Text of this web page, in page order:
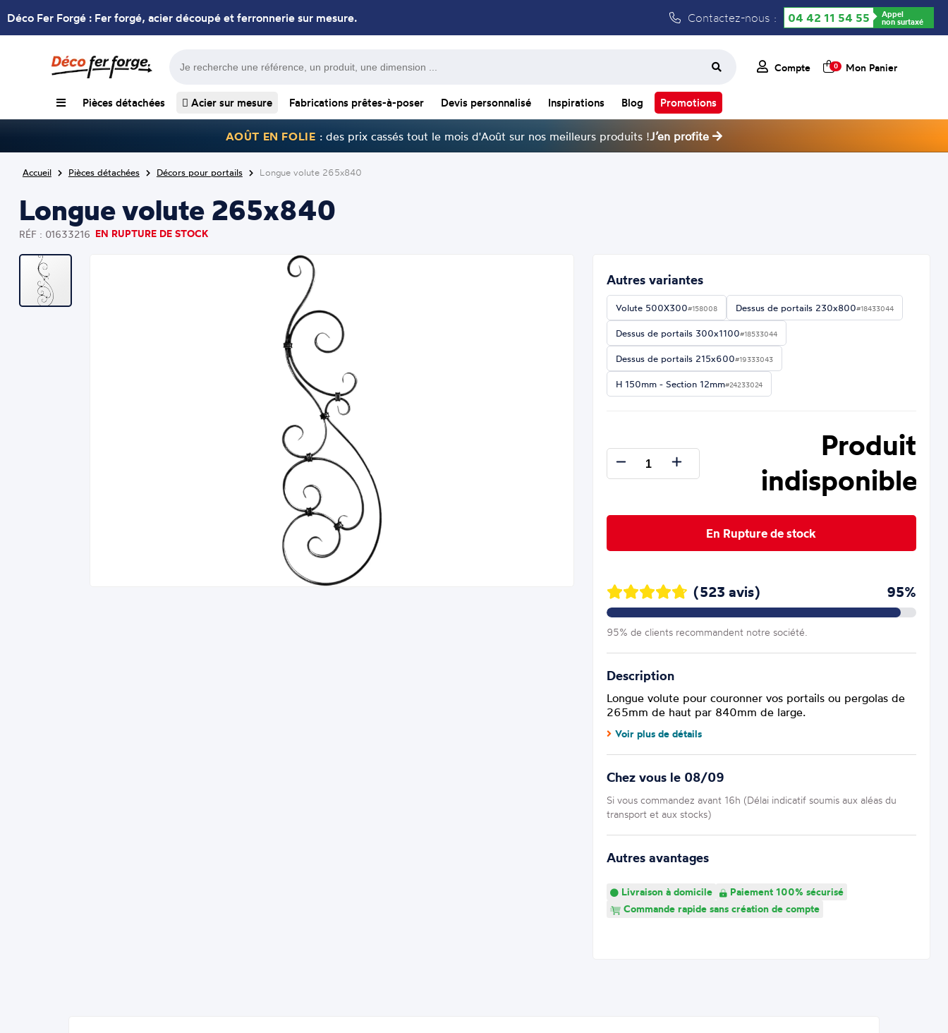
Déco Fer Forgé : Fer forgé, acier découpé et ferronnerie sur mesure. Contactez-nous : 04 42 11 54 55 Appel
non surtaxé
Compte 0 Mon Panier
Pièces détachées Acier sur mesure Fabrications prêtes-à-poser Devis personnalisé Inspirations Blog Promotions
AOÛT EN FOLIE : des prix cassés tout le mois d'Août sur nos meilleurs produits !J’en profite
Accueil Pièces détachées Décors pour portails Longue volute 265x840
Longue volute 265x840
RÉF : 01633216 EN RUPTURE DE STOCK
Autres variantes
Volute 500X300#158008 Dessus de portails 230x800#18433044
Dessus de portails 300x1100#18533044
Dessus de portails 215x600#19333043
H 150mm - Section 12mm#24233024
Produit
indisponible
En Rupture de stock
(523 avis) 95%
95% de clients recommandent notre société.
Description
Longue volute pour couronner vos portails ou pergolas de
265mm de haut par 840mm de large.
Voir plus de détails
Chez vous le 08/09
Si vous commandez avant 16h (Délai indicatif soumis aux aléas du
transport et aux stocks)
Autres avantages
Livraison à domicile
Paiement 100% sécurisé
Commande rapide sans création de compte